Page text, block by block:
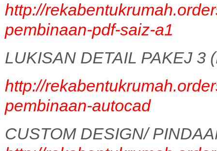
http://
pembinaan-pdf-saiz-a1
LUKISAN DETAIL PAKEJ 3
http://
pembinaan-autocad
CUSTOM DESIGN/